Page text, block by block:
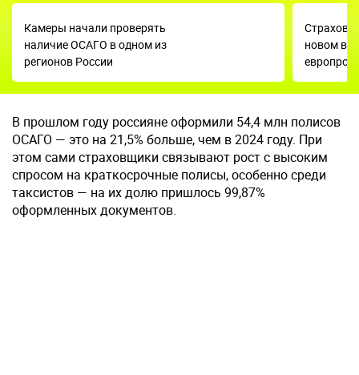
Камеры начали проверять
наличие ОСАГО в одном из
регионов России
новом
В прошлом году россияне оформили 54,4 млн полисов
ОСАГО — это на 21,5% больше, чем в 2024 году. При
этом сами страховщики связывают рост с высоким
спросом на краткосрочные полисы, особенно среди
таксистов — на их долю пришлось 99,87%
оформленных документов.